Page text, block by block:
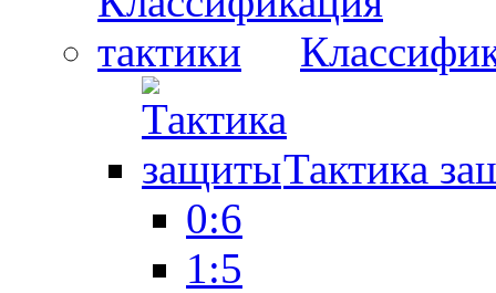
Тактика
0:6
1:5